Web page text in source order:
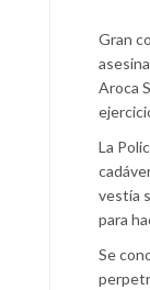
Gran
Aroca
La
vestía
para
Se